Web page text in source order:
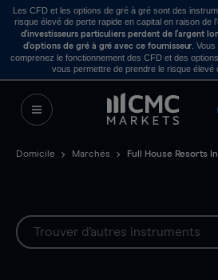
Les CFD et les options de gré à gré sont des
risque élevé de perte rapide en capital en raison de
d’investisseurs particuliers perdent de l’argent
d’options de gré à gré avec ce fournisseur .
comprenez le fonctionnement des CFD et des
vous permettre de prendre le risque élevé
Domicile Marchés Full House Resorts